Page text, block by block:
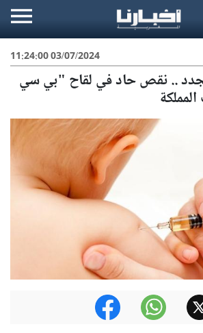
03/07/2024 11:24:00
.. نقص حاد في لقاح "بي سي